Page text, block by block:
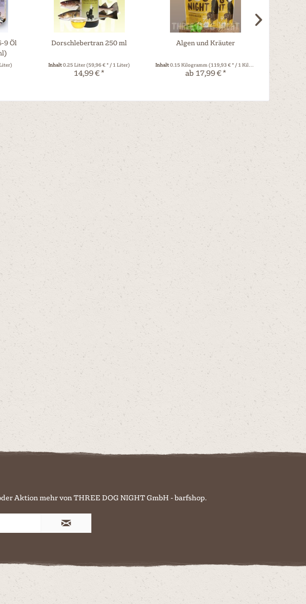
9 Öl
Dorschlebertran 250 ml
Inhalt0.25 Liter(59,96 € * / 1 Liter)
14,99 € *
Algen und Kräuter
Inhalt0.15 Kilogramm (119,93 € * / 1 Kilogramm)
ab 17,99 € *
Aktion mehr von THREE DOG NIGHT GmbH - barfshop.